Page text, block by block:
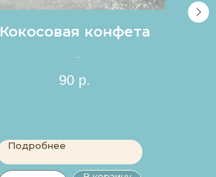
Кокосовая конфета
90 р.
Подробнее